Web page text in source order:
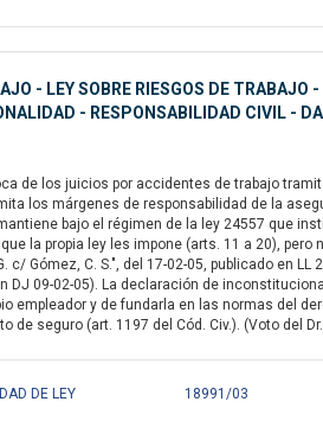
- LEY SOBRE RIESGOS DE TRABAJO
- RESPONSABILIDAD CIVIL -
de los juicios por accidentes de trabajo
los márgenes de responsabilidad de la
bajo el régimen de la ley 24557 que
la propia ley les impone (arts. 11 a 20), pero
Gómez, C. S.", del 17-02-05, publicado en LL
DJ 09-02-05). La declaración de
empleador y de fundarla en las normas del
seguro (art. 1197 del Cód. Civ.). (Voto del
DE LEY 18991/03